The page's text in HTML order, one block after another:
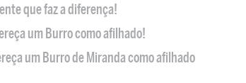
que faz a diferença!
um Burro como afilhado!
um Burro de Miranda como afilhado